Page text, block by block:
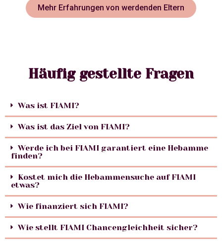
Mehr Erfahrungen von werdenden Eltern
Häufig gestellte Fragen
Was ist FIAMI?
Was ist das Ziel von FIAMI?
Werde ich bei FIAMI garantiert eine Hebamme
finden?
Kostet mich die Hebammensuche auf FIAMI
etwas?
Wie finanziert sich FIAMI?
Wie stellt FIAMI Chancengleichheit sicher?